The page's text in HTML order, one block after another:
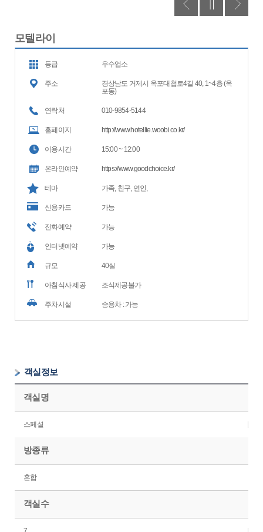
모텔라이
등급 우수업소
주소
경상남도 거제시 옥포대첩로4길 40, 1~4층 (옥
포동)
연락처 010-9854-5144
홈페이지 http://www.hotellie.woobi.co.kr/
이용시간 15:00 ~ 12:00
온라인예약 https://www.goodchoice.kr/
테마 가족, 친구, 연인,
신용카드 가능
전화예약 가능
인터넷예약 가능
규모 40실
아침식사 제공 조식제공불가
주차시설 승용차 : 가능
객실정보
객실명
스페셜
방종류
혼합
객실수